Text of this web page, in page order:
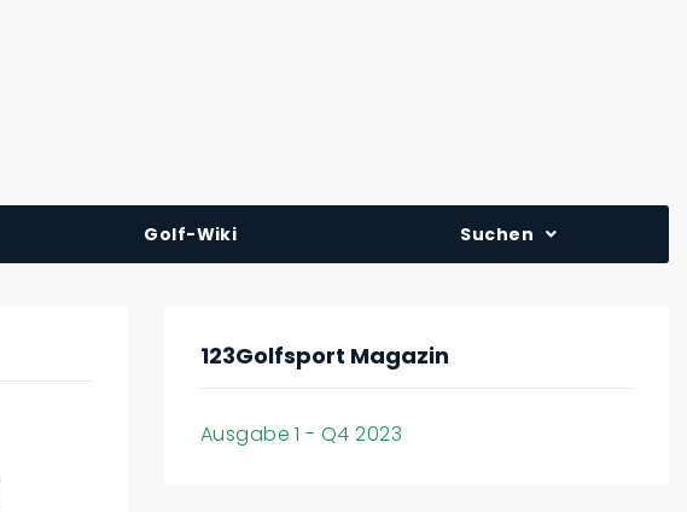
Golf-Wiki Suchen
123Golfsport Magazin
Ausgabe 1 - Q4 2023